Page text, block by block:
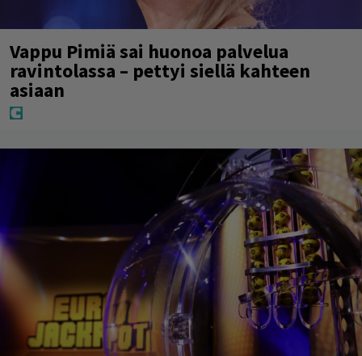
Vappu Pimiä sai huonoa palvelua
ravintolassa – pettyi siellä kahteen
asiaan